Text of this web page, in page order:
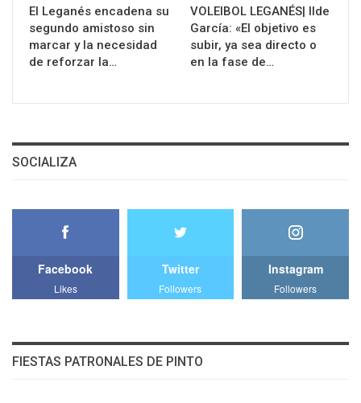
El Leganés encadena su
segundo amistoso sin
marcar y la necesidad
de reforzar la…
VOLEIBOL LEGANÉS| Ilde
García: «El objetivo es
subir, ya sea directo o
en la fase de…
SOCIALIZA
Facebook
Likes
Twitter
Followers
Instagram
Followers
FIESTAS PATRONALES DE PINTO